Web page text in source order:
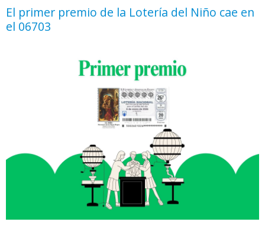
El primer premio de la Lotería del Niño cae en
el 06703